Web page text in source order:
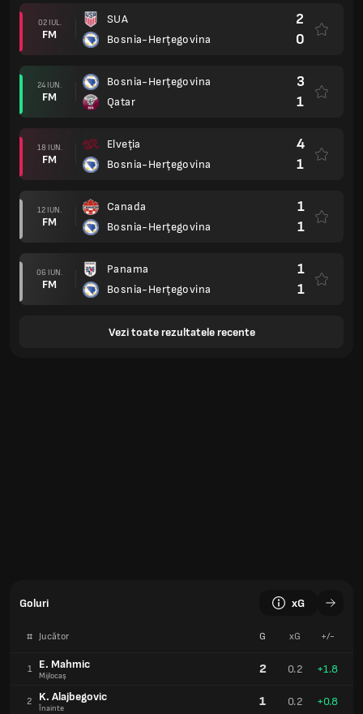
02 IUL.
FM
SUA
Bosnia-Herţegovina
2
0
24 IUN.
FM
Bosnia-Herţegovina
Qatar
3
1
18 IUN.
FM
Elveţia
Bosnia-Herţegovina
4
1
12 IUN.
FM
Canada
Bosnia-Herţegovina
1
1
06 IUN.
FM
Panama
Bosnia-Herţegovina
1
1
Vezi toate rezultatele recente
Goluri xG
# Jucător G xG +/-
1 E. Mahmic
Mijlocaș 2 0.2 +1.8
2 K. Alajbegovic
Înainte 1 0.2 +0.8